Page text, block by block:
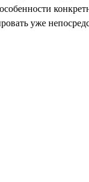
уже